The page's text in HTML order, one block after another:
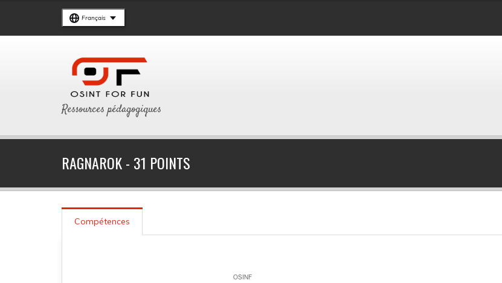
Français
Ressources pédagogiques
RAGNAROK - 31 POINTS
Compétences